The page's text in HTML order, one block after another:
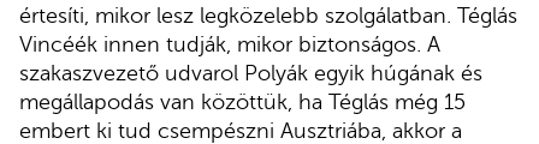
értesíti, mikor lesz legközelebb szolgálatban. Téglás
Vincéék innen tudják, mikor biztonságos. A
szakaszvezető udvarol Polyák egyik húgának és
megállapodás van közöttük, ha Téglás még 15
embert ki tud csempészni Ausztriába, akkor a